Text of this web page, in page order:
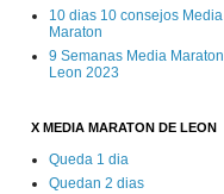
10 dias 10 consejos Media
Maraton
9 Semanas Media Maraton
Leon 2023
X MEDIA MARATON DE LEON
Queda 1 dia
Quedan 2 dias